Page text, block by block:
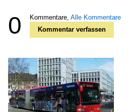
0 Kommentare, Alle Kommentare
Kommentar verfassen